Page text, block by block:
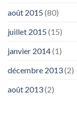
août 2015 (80)
juillet 2015 (15)
janvier 2014(1)
décembre 2013(2)
août 2013(2)